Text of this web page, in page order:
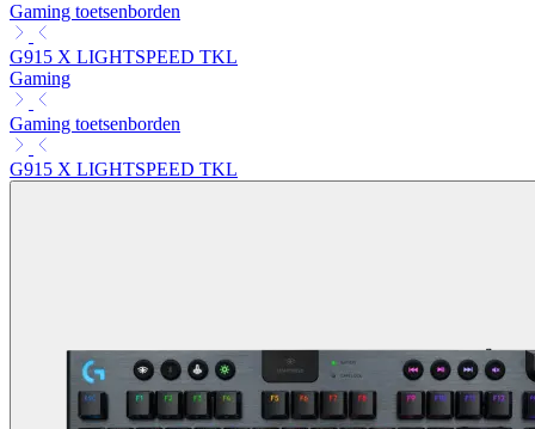
Gaming toetsenborden
G915 X LIGHTSPEED TKL
Gaming
Gaming toetsenborden
G915 X LIGHTSPEED TKL